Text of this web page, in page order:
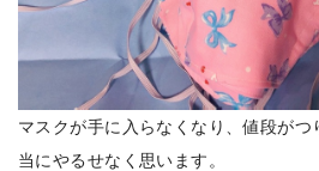
マスクが手に入らなくなり、値段がつ
当にやるせなく思います。